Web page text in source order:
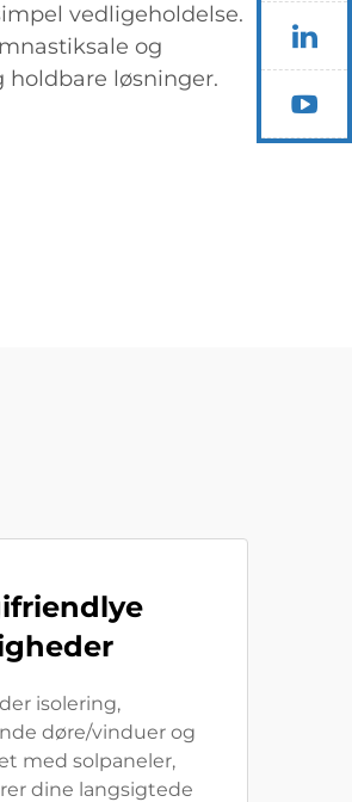
vedligeholdelse.
og
løsninger.
isolering,
døre/vinduer og
med solpaneler,
dine langsigtede